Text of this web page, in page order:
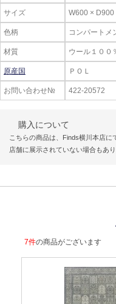
サイズ W600 × D900
色柄 コンパートメ
材質 ウール１００
原産国 ＰＯＬ
お問い合わせ№ 422-20572
購入について
こちらの商品は、Finds横川本店に
店舗に展示されていない場合もあ
7件の商品がございます